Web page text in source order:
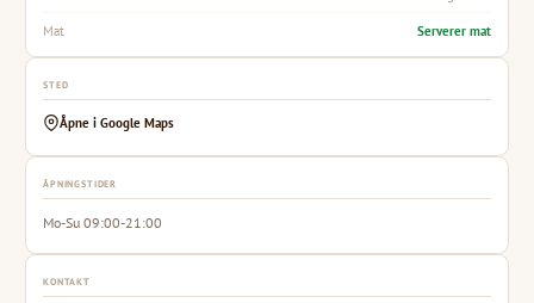
Mat Serverer mat
STED
Åpne i Google Maps
ÅPNINGSTIDER
Mo-Su 09:00-21:00
KONTAKT